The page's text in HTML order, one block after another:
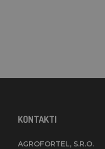
KONTAKTI
AGROFORTEL, S.R.O.